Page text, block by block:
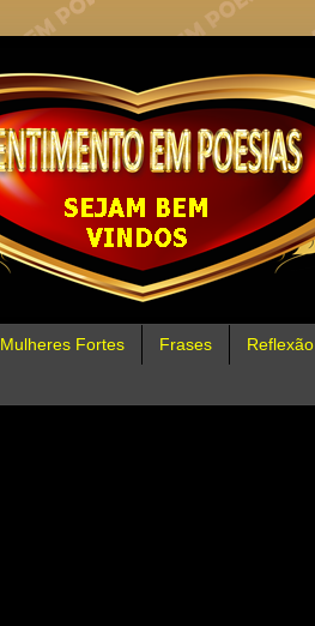
Mulheres Fortes Frases Reflexão